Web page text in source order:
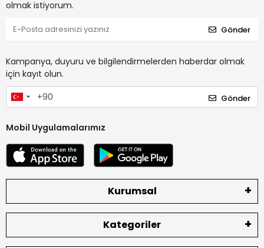
olmak istiyorum.
Gönder
Kampanya, duyuru ve bilgilendirmelerden haberdar olmak
için kayıt olun.
Gönder
Mobil Uygulamalarımız
Kurumsal
Kategoriler